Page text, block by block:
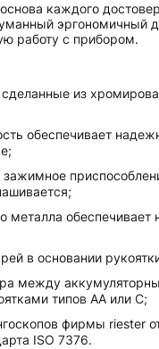
каждого
эргономичный
работу с прибором.
из
обеспечивает
зажимное
металла обеспечивает
в основании
между
типов AA или C;
фирмы riester
ISO 7376.